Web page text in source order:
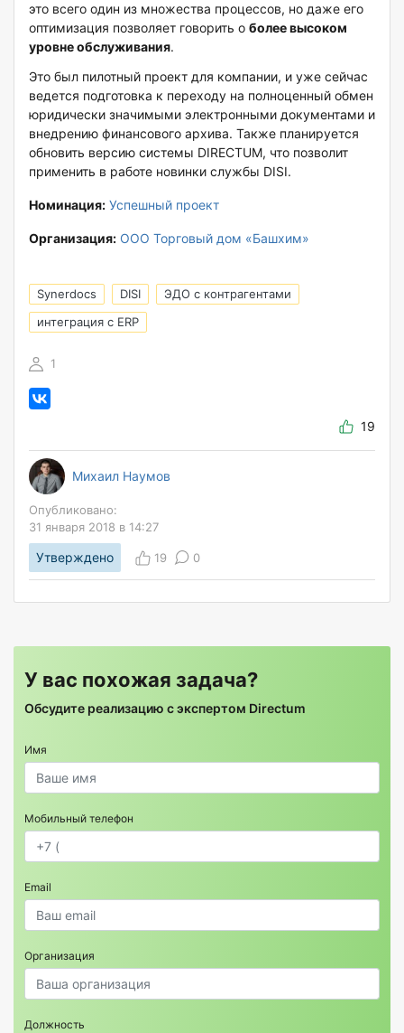
это всего один из множества процессов, но даже его
оптимизация позволяет говорить о более высоком
уровне обслуживания.
Это был пилотный проект для компании, и уже сейчас
ведется подготовка к переходу на полноценный обмен
юридически значимыми электронными документами и
внедрению финансового архива. Также планируется
обновить версию системы DIRECTUM, что позволит
применить в работе новинки службы DISI.
Номинация: Успешный проект
Организация: ООО Торговый дом «Башхим»
Synerdocs DISI
ЭДО с контрагентами
интеграция с ERP
1
19
Михаил Наумов
Опубликовано:
31 января 2018 в 14:27
Утверждено 19 0
У вас похожая задача?
Обсудите реализацию с экспертом Directum
Имя
Мобильный телефон
Email
Организация
Должность